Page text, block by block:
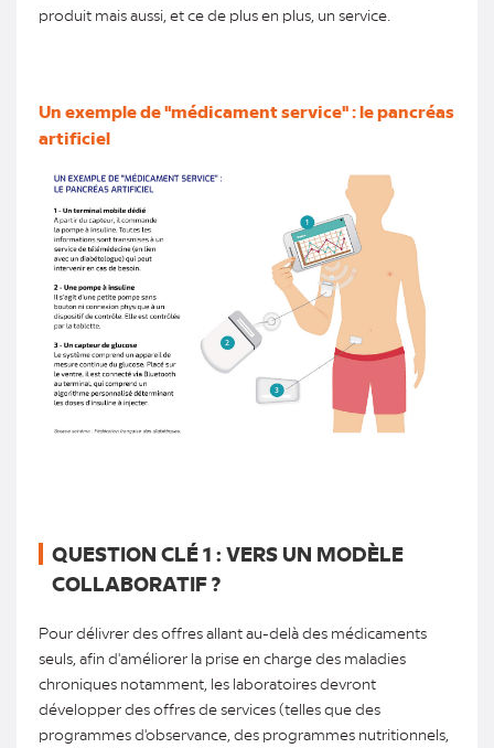
produit mais aussi, et ce de plus en plus, un service.
Un exemple de "médicament service" : le pancréas
artificiel
QUESTION CLÉ 1 : VERS UN MODÈLE
COLLABORATIF ?
Pour délivrer des offres allant au-delà des médicaments
seuls, afin d'améliorer la prise en charge des maladies
chroniques notamment, les laboratoires devront
développer des offres de services (telles que des
programmes d'observance, des programmes nutritionnels,